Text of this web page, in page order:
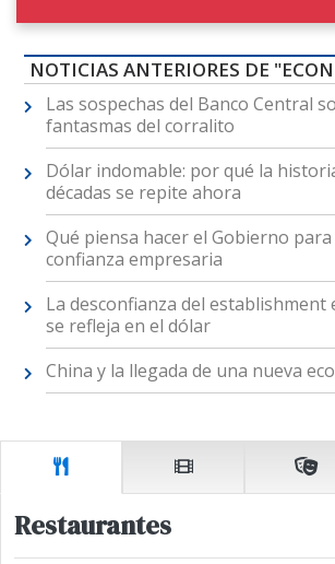
NOTICIAS ANTERIORES DE
Las sospechas del Banco Central
fantasmas del corralito
Dólar indomable: por qué la
décadas se repite ahora
Qué piensa hacer el Gobierno
confianza empresaria
La desconfianza del establishment
se refleja en el dólar
China y la llegada de una nueva
Restaurantes